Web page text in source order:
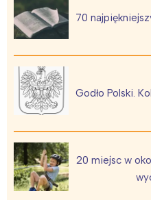
70
Godło Polski.
20 miejsc w